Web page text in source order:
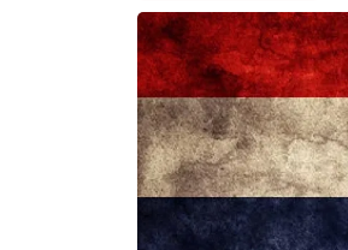
Imagen